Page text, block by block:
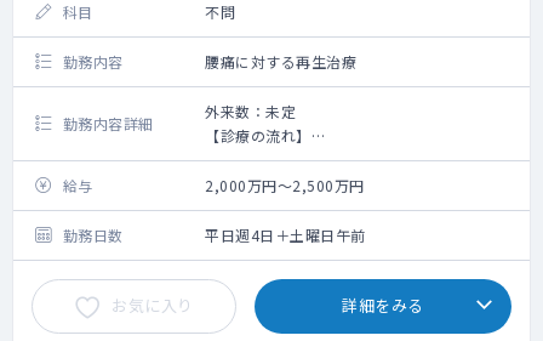
科目 不問
勤務内容 腰痛に対する再生治療
勤務内容詳細
外来数：未定
【診療の流れ】
予約日時当日にMRI撮影・レントゲン検査を
実施
その後、診察を30分～1時間程度じっくり行
い最適な治療プランを提案
当日治療希望の患者には、午前に検査・診察
後、午後に治療が可能な場合もございます。
局所麻酔を行い1箇所あたり10分～30分程度
の治療になります。
給与 2,000万円～2,500万円
勤務日数 平日週4日＋土曜日午前
お気に入り 詳細をみる